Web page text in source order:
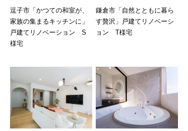
逗子市「かつての和室が、
家族の集まるキッチンに」
戸建てリノベーション S
様宅
鎌倉市「自然とともに暮ら
す贅沢」戸建てリノベーシ
ョン T様宅